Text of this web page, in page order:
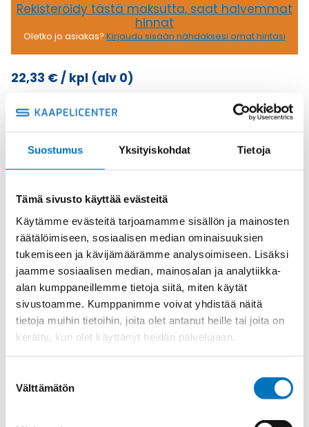
Suostumus Yksityiskohdat Tietoja
Tämä sivusto käyttää evästeitä
Käytämme evästeitä tarjoamamme sisällön ja mainosten
räätälöimiseen, sosiaalisen median ominaisuuksien
tukemiseen ja kävijämäärämme analysoimiseen. Lisäksi
jaamme sosiaalisen median, mainosalan ja analytiikka-
alan kumppaneillemme tietoja siitä, miten käytät
sivustoamme. Kumppanimme voivat yhdistää näitä
tietoja muihin tietoihin, joita olet antanut heille tai joita on
kerätty, kun olet käyttänyt heidän palvelujaan.
valinta
Välttämätön
Rekisteröidy tästä maksutta, saat halvemmat
hinnat
Oletko jo asiakas? Kirjaudu sisään nähdäksesi omat hintasi
22,33 €/ kpl (alv 0)
200A
CY
KOSKETIN
NAARAS
Lisää ostoskoriin
Osasto ILME -moninapaliittimet,
Toimitusaika: 1-7 päivää
Toimituskulut 35kg:n asti 25€.
Yli 35kg:n toimituskulut toteutuneiden kulujen mukaan.
Valmistaja
ILME S.p.A
Uros/Naaras
Naaras
Napaluku
Kontaktin materiaali
Hopeoitu